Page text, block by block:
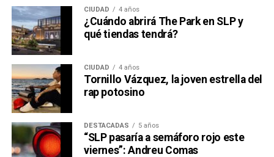
CIUDAD 4 años
¿Cuándo abrirá The Park en SLP y
qué tiendas tendrá?
CIUDAD 4 años
Tornillo Vázquez, la joven estrella del
rap potosino
DESTACADAS 5 años
“SLP pasaría a semáforo rojo este
viernes”: Andreu Comas